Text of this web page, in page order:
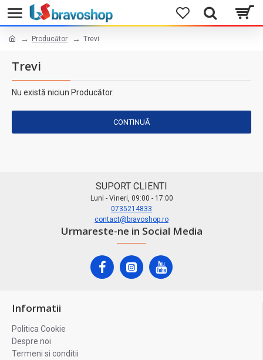
Producător Trevi
Trevi
Nu există niciun Producător.
CONTINUĂ
SUPORT CLIENTI
Luni - Vineri, 09:00 - 17:00
0735214833
contact@bravoshop.ro
Urmareste-ne in Social Media
Informatii
Politica Cookie
Despre noi
Termeni si conditii